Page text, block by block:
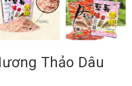
Thảo Dâu